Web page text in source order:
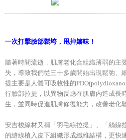
一次打擊臉部鬆垮，甩掉嬸味！
隨著時間流逝，肌膚老化合組織薄弱的主
失，導致我們從三十多歲開始出現鬆弛、
提主要是人體可吸收性的
行臉部拉提，以異物反應在肌膚內造成長
生，並同時促進肌膚修復能力，改善老化
安吉梭線材又稱「羽毛線拉提」、「絲線
的縫線植入皮下組織形成纖維結構，更快